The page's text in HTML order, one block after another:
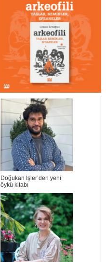
Doğukan İşler’den yeni
öykü kitabı